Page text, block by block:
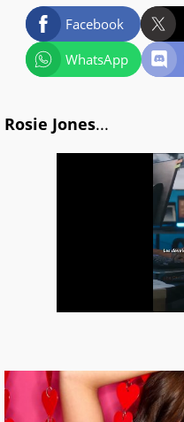
Facebook
WhatsApp
Rosie Jones...